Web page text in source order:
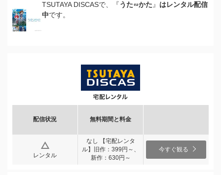
TSUTAYA DISCASで、『うた∽かた 』 はレンタル配信
中です。
配信状況 無料期間と料金
レンタル
なし 【宅配レンタ
ル】旧作：399円～、
新作：630円～
今すぐ観る